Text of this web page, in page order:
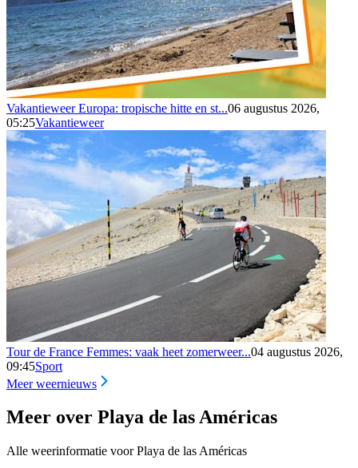
Vakantieweer Europa: tropische hitte en st...06 augustus 2026,
05:25Vakantieweer
Tour de France Femmes: vaak heet zomerweer...04 augustus 2026,
09:45Sport
Meer weernieuws
Meer over Playa de las Américas
Alle weerinformatie voor Playa de las Américas